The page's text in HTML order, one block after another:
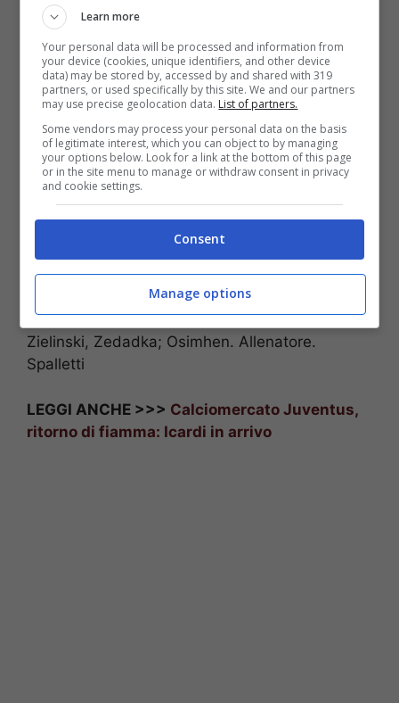
Luciano Spalletti dà indicazioni ai suoi uomini (via account
Twitter ufficiale SSC Napoli)
Bayern Monaco (4-2-3-1)
Upamecano, Nianzou, Stanisic; Goretzka,
: Contini; Malcuit, Manolas,
Koulibaly, Mario Rui; Lobotka, Elmas; Politano,
Zielinski, Zedadka; Osimhen. Allenatore.
Spalletti
LEGGI ANCHE >>> Calciomercato Juventus,
ritorno di fiamma: Icardi in arrivo
Learn more
Your personal data will be processed and information from
your device (cookies, unique identifiers, and other device
data) may be stored by, accessed by and shared with 319
partners, or used specifically by this site. We and our partners
may use precise geolocation data. List of partners.
Some vendors may process your personal data on the basis
of legitimate interest, which you can object to by managing
your options below. Look for a link at the bottom of this page
or in the site menu to manage or withdraw consent in privacy
and cookie settings.
Consent
Manage options